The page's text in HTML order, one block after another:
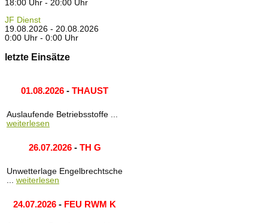
18:00 Uhr - 20:00 Uhr
JF Dienst
19.08.2026 - 20.08.2026
0:00 Uhr - 0:00 Uhr
letzte Einsätze
01.08.2026 - THAUST
Auslaufende Betriebsstoffe ...
weiterlesen
26.07.2026- TH G
Unwetterlage Engelbrechtsche
... weiterlesen
24.07.2026 - FEU RWM K